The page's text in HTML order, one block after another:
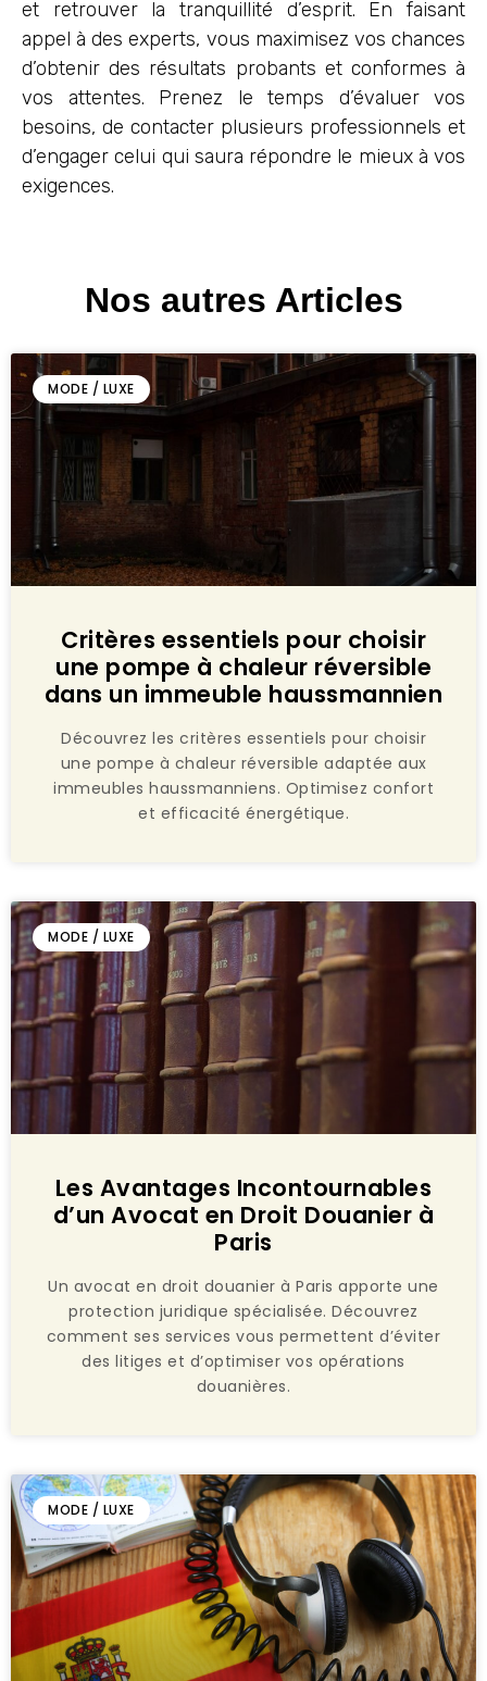
et retrouver la tranquillité d’esprit. En faisant
appel à des experts, vous maximisez vos chances
d’obtenir des résultats probants et conformes à
vos attentes. Prenez le temps d’évaluer vos
besoins, de contacter plusieurs professionnels et
d’engager celui qui saura répondre le mieux à vos
exigences.
Nos autres Articles
MODE / LUXE
Critères essentiels pour choisir
une pompe à chaleur réversible
dans un immeuble haussmannien
Découvrez les critères essentiels pour choisir
une pompe à chaleur réversible adaptée aux
immeubles haussmanniens. Optimisez confort
et efficacité énergétique.
MODE / LUXE
Les Avantages Incontournables
d’un Avocat en Droit Douanier à
Paris
Un avocat en droit douanier à Paris apporte une
protection juridique spécialisée. Découvrez
comment ses services vous permettent d’éviter
des litiges et d’optimiser vos opérations
douanières.
MODE / LUXE